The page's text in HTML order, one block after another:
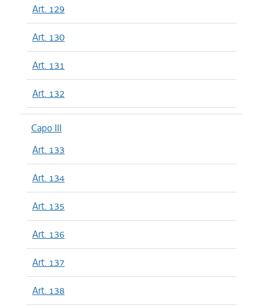
Art. 129
Art. 130
Art. 131
Art. 132
Capo III
Art. 133
Art. 134
Art. 135
Art. 136
Art. 137
Art. 138